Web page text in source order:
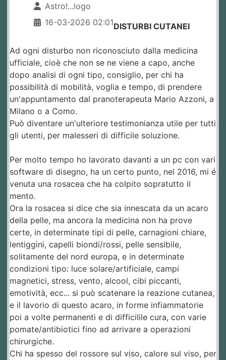
Astro!...logo
16-03-2026 02:01DISTURBI CUTANEI
Ad ogni disturbo non riconosciuto dalla medicina
ufficiale, cioè che non se ne viene a capo, anche
dopo analisi di ogni tipo, consiglio, per chi ha
possibilità di mobilità, voglia e tempo, di prendere
un'appuntamento dal pranoterapeuta Mario Azzoni, a
Milano o a Como.
Può diventare un'ulteriore testimonianza utile per tutti
gli utenti, per malesseri di difficile soluzione.
Per molto tempo ho lavorato davanti a un pc con vari
software di disegno, ha un certo punto, nel 2016, mi é
venuta una rosacea che ha colpito sopratutto il
mento.
Ora la rosacea si dice che sia innescata da un acaro
della pelle, ma ancora la medicina non ha prove
certe, in determinate tipi di pelle, carnagioni chiare,
lentiggini, capelli biondi/rossi, pelle sensibile,
solitamente del nord europa, e in determinate
condizioni tipo: luce solare/artificiale, campi
magnetici, stress, vento, alcool, cibi piccanti,
emotività, ecc... si può scatenare la reazione cutanea,
e il lavorio di questo acaro, in forme infiammatorie
poi a volte permanenti e di difficilile cura, con varie
pomate/antibiotici fino ad arrivare a operazioni
chirurgiche.
Chi ha spesso del rossore sul viso, calore sul viso, per